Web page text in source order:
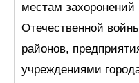
местам
Отечественной
районов,
учреждениями